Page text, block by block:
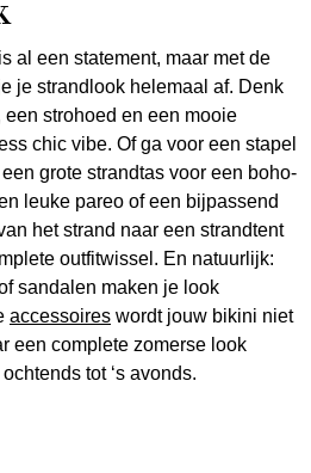
al een statement, maar met de
je strandlook helemaal af. Denk
strohoed en een mooie
chic vibe. Of ga voor een stapel
grote strandtas voor een boho-
leuke pareo of een bijpassend
het strand naar een strandtent
outfitwissel. En natuurlijk:
sandalen maken je look
accessoires wordt jouw bikini niet
een complete zomerse look
tot ‘s avonds.